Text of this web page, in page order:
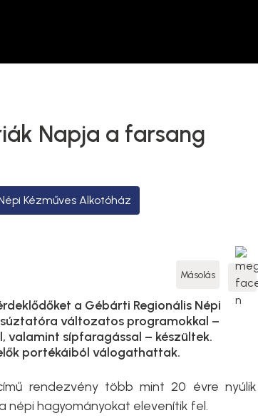
Napja a farsang
Kézműves Alkotóház
Másolás
a Gébárti Regionális Népi
változatos programokkal –
valamint sípfaragással – készültek.
portékáiból válogathattak.
rendezvény több mint 20 évre nyúlik
népi hagyományokat elevenítik fel.